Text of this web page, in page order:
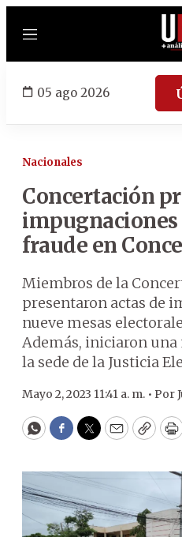
Menú
05 ago 2026
Nacionales
Concertación
fraude en
Miembros de la
presentaron actas de
nueve mesas
Además, iniciaron
la sede de la Justicia
Mayo 2, 2023 11:41 a. m. • Por
WhatsApp
Facebook
Twitter
EmailCopy